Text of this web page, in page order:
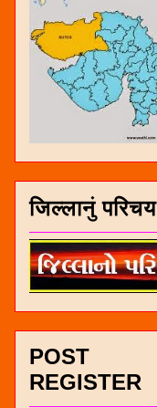
जिल्लानुं परिचय
POST
REGISTER